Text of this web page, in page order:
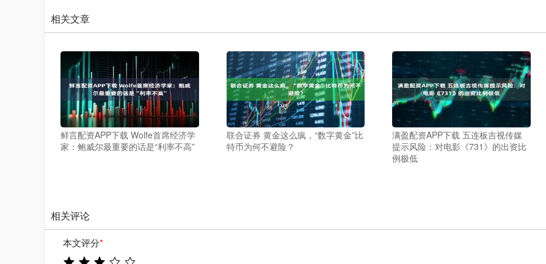
相关文章
鲜言配资APP下载 Wolfe首席经济学
家：鲍威尔最重要的话是“利率不高”
联合证券 黄金这么疯，“数字黄金”比
特币为何不避险？
满盈配资APP下载 五连板吉视传媒
提示风险：对电影《731》的出资比
例极低
相关评论
本文评分*